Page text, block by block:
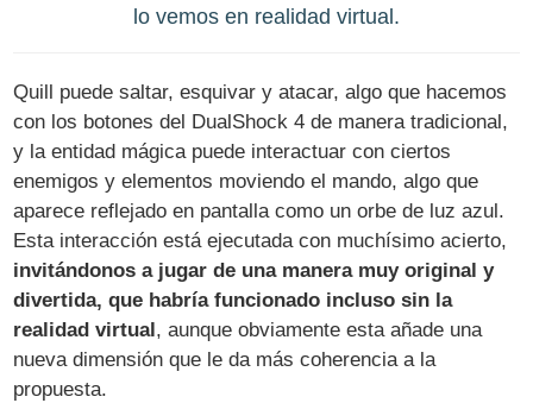
lo vemos en realidad virtual.
Quill puede saltar, esquivar y atacar, algo que hacemos
con los botones del DualShock 4 de manera tradicional,
y la entidad mágica puede interactuar con ciertos
enemigos y elementos moviendo el mando, algo que
aparece reflejado en pantalla como un orbe de luz azul.
Esta interacción está ejecutada con muchísimo acierto,
invitándonos a jugar de una manera muy original y
divertida, que habría funcionado incluso sin la
realidad virtual , aunque obviamente esta añade una
nueva dimensión que le da más coherencia a la
propuesta.